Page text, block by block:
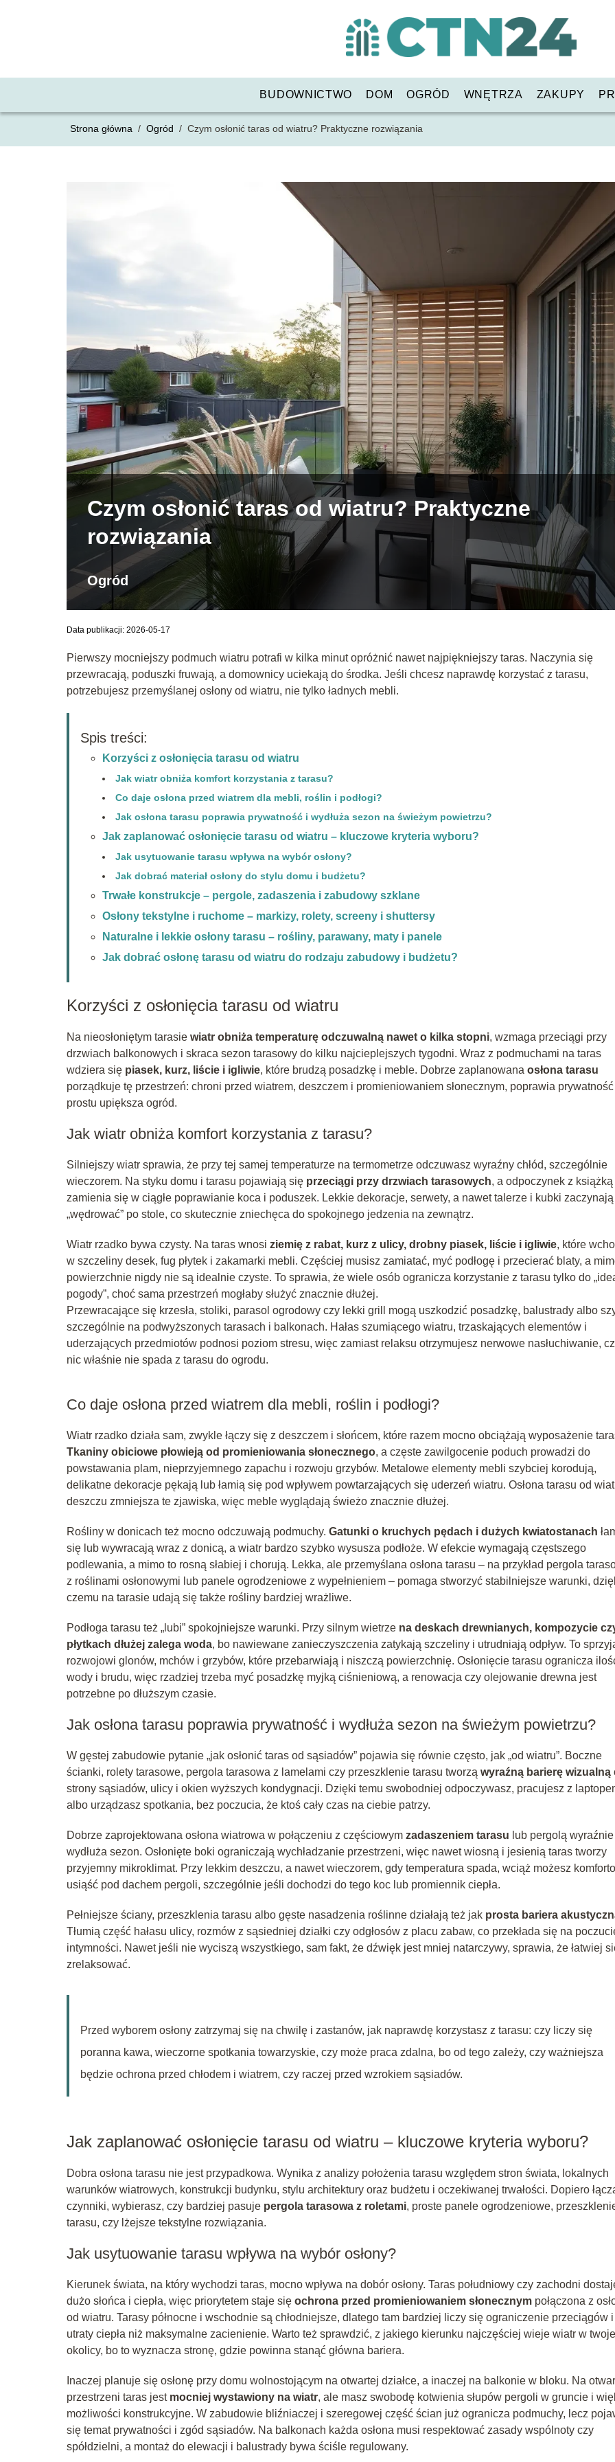
BUDOWNICTWO DOM OGRÓD WNĘTRZA ZAKUPY
Strona główna / Ogród / Czym osłonić taras od wiatru? Praktyczne rozwiązania
Czym osłonić taras od wiatru? Praktyczne
rozwiązania
Ogród
Data publikacji: 2026-05-17
Pierwszy mocniejszy podmuch wiatru potrafi w kilka minut opróżnić nawet najpiękniejszy taras. Naczynia się
przewracają, poduszki fruwają, a domownicy uciekają do środka. Jeśli chcesz naprawdę korzystać z tarasu,
potrzebujesz przemyślanej osłony od wiatru, nie tylko ładnych mebli.
Spis treści:
Korzyści z osłonięcia tarasu od wiatru
Jak wiatr obniża komfort korzystania z tarasu?
Co daje osłona przed wiatrem dla mebli, roślin i podłogi?
Jak osłona tarasu poprawia prywatność i wydłuża sezon na świeżym powietrzu?
Jak zaplanować osłonięcie tarasu od wiatru – kluczowe kryteria wyboru?
Jak usytuowanie tarasu wpływa na wybór osłony?
Jak dobrać materiał osłony do stylu domu i budżetu?
Trwałe konstrukcje – pergole, zadaszenia i zabudowy szklane
Osłony tekstylne i ruchome – markizy, rolety, screeny i shuttersy
Naturalne i lekkie osłony tarasu – rośliny, parawany, maty i panele
Jak dobrać osłonę tarasu od wiatru do rodzaju zabudowy i budżetu?
Korzyści z osłonięcia tarasu od wiatru
Na nieosłoniętym tarasie wiatr obniża temperaturę odczuwalną nawet o kilka stopni, wzmaga przeciągi przy
drzwiach balkonowych i skraca sezon tarasowy do kilku najcieplejszych tygodni. Wraz z podmuchami na taras
wdziera się piasek, kurz, liście i igliwie, które brudzą posadzkę i meble. Dobrze zaplanowana osłona tarasu
porządkuje tę przestrzeń: chroni przed wiatrem, deszczem i promieniowaniem słonecznym, poprawia
prostu upiększa ogród.
Jak wiatr obniża komfort korzystania z tarasu?
Silniejszy wiatr sprawia, że przy tej samej temperaturze na termometrze odczuwasz wyraźny chłód, szczególnie
wieczorem. Na styku domu i tarasu pojawiają się przeciągi przy drzwiach tarasowych, a odpoczynek z książką
zamienia się w ciągłe poprawianie koca i poduszek. Lekkie dekoracje, serwety, a nawet talerze i kubki zaczynają
„wędrować” po stole, co skutecznie zniechęca do spokojnego jedzenia na zewnątrz.
Wiatr rzadko bywa czysty. Na taras wnosi ziemię z rabat, kurz z ulicy, drobny piasek, liście i igliwie, które
w szczeliny desek, fug płytek i zakamarki mebli. Częściej musisz zamiatać, myć podłogę i przecierać blaty, a
powierzchnie nigdy nie są idealnie czyste. To sprawia, że wiele osób ogranicza korzystanie z tarasu tylko do
pogody”, choć sama przestrzeń mogłaby służyć znacznie dłużej.
Przewracające się krzesła, stoliki, parasol ogrodowy czy lekki grill mogą uszkodzić posadzkę, balustrady albo
szczególnie na podwyższonych tarasach i balkonach. Hałas szumiącego wiatru, trzaskających elementów i
uderzających przedmiotów podnosi poziom stresu, więc zamiast relaksu otrzymujesz nerwowe nasłuchiwanie,
nic właśnie nie spada z tarasu do ogrodu.
Co daje osłona przed wiatrem dla mebli, roślin i podłogi?
Wiatr rzadko działa sam, zwykle łączy się z deszczem i słońcem, które razem mocno obciążają wyposażenie
Tkaniny obiciowe płowieją od promieniowania słonecznego, a częste zawilgocenie poduch prowadzi do
powstawania plam, nieprzyjemnego zapachu i rozwoju grzybów. Metalowe elementy mebli szybciej korodują,
delikatne dekoracje pękają lub łamią się pod wpływem powtarzających się uderzeń wiatru. Osłona tarasu od
deszczu zmniejsza te zjawiska, więc meble wyglądają świeżo znacznie dłużej.
Rośliny w donicach też mocno odczuwają podmuchy. Gatunki o kruchych pędach i dużych kwiatostanach
się lub wywracają wraz z donicą, a wiatr bardzo szybko wysusza podłoże. W efekcie wymagają częstszego
podlewania, a mimo to rosną słabiej i chorują. Lekka, ale przemyślana osłona tarasu – na przykład pergola
z roślinami osłonowymi lub panele ogrodzeniowe z wypełnieniem – pomaga stworzyć stabilniejsze warunki,
czemu na tarasie udają się także rośliny bardziej wrażliwe.
Podłoga tarasu też „lubi” spokojniejsze warunki. Przy silnym wietrze na deskach drewnianych, kompozycie
płytkach dłużej zalega woda, bo nawiewane zanieczyszczenia zatykają szczeliny i utrudniają odpływ. To
rozwojowi glonów, mchów i grzybów, które przebarwiają i niszczą powierzchnię. Osłonięcie tarasu ogranicza
wody i brudu, więc rzadziej trzeba myć posadzkę myjką ciśnieniową, a renowacja czy olejowanie drewna jest
potrzebne po dłuższym czasie.
Jak osłona tarasu poprawia prywatność i wydłuża sezon na świeżym powietrzu?
W gęstej zabudowie pytanie „jak osłonić taras od sąsiadów” pojawia się równie często, jak „od wiatru”. Boczne
ścianki, rolety tarasowe, pergola tarasowa z lamelami czy przeszklenie tarasu tworzą wyraźną barierę wizualną
strony sąsiadów, ulicy i okien wyższych kondygnacji. Dzięki temu swobodniej odpoczywasz, pracujesz z
albo urządzasz spotkania, bez poczucia, że ktoś cały czas na ciebie patrzy.
Dobrze zaprojektowana osłona wiatrowa w połączeniu z częściowym zadaszeniem tarasu lub pergolą wyraźnie
wydłuża sezon. Osłonięte boki ograniczają wychładzanie przestrzeni, więc nawet wiosną i jesienią taras tworzy
przyjemny mikroklimat. Przy lekkim deszczu, a nawet wieczorem, gdy temperatura spada, wciąż możesz
usiąść pod dachem pergoli, szczególnie jeśli dochodzi do tego koc lub promiennik ciepła.
Pełniejsze ściany, przeszklenia tarasu albo gęste nasadzenia roślinne działają też jak prosta bariera
Tłumią część hałasu ulicy, rozmów z sąsiedniej działki czy odgłosów z placu zabaw, co przekłada się na
intymności. Nawet jeśli nie wyciszą wszystkiego, sam fakt, że dźwięk jest mniej natarczywy, sprawia, że łatwiej
zrelaksować.
Przed wyborem osłony zatrzymaj się na chwilę i zastanów, jak naprawdę korzystasz z tarasu: czy liczy się
poranna kawa, wieczorne spotkania towarzyskie, czy może praca zdalna, bo od tego zależy, czy ważniejsza
będzie ochrona przed chłodem i wiatrem, czy raczej przed wzrokiem sąsiadów.
Jak zaplanować osłonięcie tarasu od wiatru – kluczowe kryteria wyboru?
Dobra osłona tarasu nie jest przypadkowa. Wynika z analizy położenia tarasu względem stron świata, lokalnych
warunków wiatrowych, konstrukcji budynku, stylu architektury oraz budżetu i oczekiwanej trwałości. Dopiero
czynniki, wybierasz, czy bardziej pasuje pergola tarasowa z roletami, proste panele ogrodzeniowe,
tarasu, czy lżejsze tekstylne rozwiązania.
Jak usytuowanie tarasu wpływa na wybór osłony?
Kierunek świata, na który wychodzi taras, mocno wpływa na dobór osłony. Taras południowy czy zachodni
dużo słońca i ciepła, więc priorytetem staje się ochrona przed promieniowaniem słonecznym połączona z
od wiatru. Tarasy północne i wschodnie są chłodniejsze, dlatego tam bardziej liczy się ograniczenie przeciągów i
utraty ciepła niż maksymalne zacienienie. Warto też sprawdzić, z jakiego kierunku najczęściej wieje wiatr w
okolicy, bo to wyznacza stronę, gdzie powinna stanąć główna bariera.
Inaczej planuje się osłonę przy domu wolnostojącym na otwartej działce, a inaczej na balkonie w bloku. Na
przestrzeni taras jest mocniej wystawiony na wiatr, ale masz swobodę kotwienia słupów pergoli w gruncie i
możliwości konstrukcyjne. W zabudowie bliźniaczej i szeregowej część ścian już ogranicza podmuchy, lecz
się temat prywatności i zgód sąsiadów. Na balkonach każda osłona musi respektować zasady wspólnoty czy
spółdzielni, a montaż do elewacji i balustrady bywa ściśle regulowany.